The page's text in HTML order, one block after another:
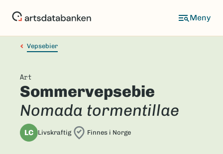
Vepsebier
Art
Sommervepsebie
Nomada tormentillae
LC Livskraftig Finnes i Norge